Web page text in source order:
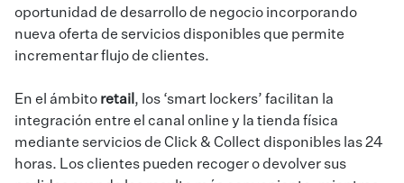
oportunidad de desarrollo de negocio incorporando
nueva oferta de servicios disponibles que permite
incrementar flujo de clientes.
En el ámbito retail , los ‘smart lockers’ facilitan la
integración entre el canal online y la tienda física
mediante servicios de Click & Collect disponibles las 24
horas. Los clientes pueden recoger o devolver sus